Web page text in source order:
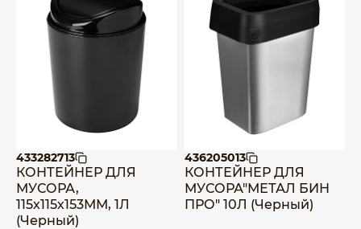
433282713
КОНТЕЙНЕР ДЛЯ
МУСОРА,
115х115х153ММ, 1Л
(Черный)
436205013
КОНТЕЙНЕР ДЛЯ
МУСОРА"МЕТАЛ БИН
ПРО" 10Л (Черный)